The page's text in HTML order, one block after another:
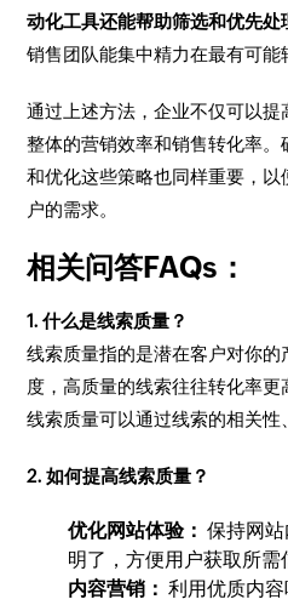
动化工具还能帮助筛选和优先处
销售团队能集中精力在最有可能
通过上述方法，企业不仅可以
整体的营销效率和销售转化率
和优化这些策略也同样重要，
户的需求。
相关问答FAQs：
1. 什么是线索质量？
线索质量指的是潜在客户对你
度，高质量的线索往往转化率更
线索质量可以通过线索的相关性
2. 如何提高线索质量？
优化网站体验： 保持网
明了，方便用户获取所需
内容营销： 利用优质内